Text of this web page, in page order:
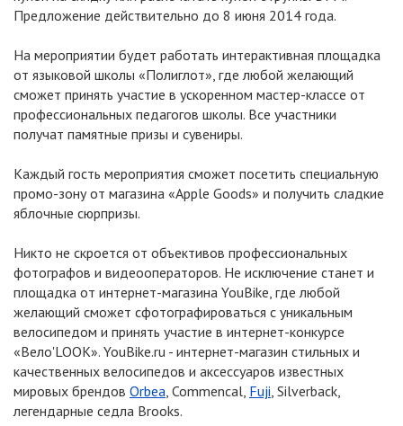
Предложение действительно до 8 июня 2014 года.
На мероприятии будет работать интерактивная площадка
от языковой школы «Полиглот», где любой желающий
сможет принять участие в ускоренном мастер-классе от
профессиональных педагогов школы. Все участники
получат памятные призы и сувениры.
Каждый гость мероприятия сможет посетить специальную
промо-зону от магазина «Apple Goods» и получить сладкие
яблочные сюрпризы.
Никто не скроется от объективов профессиональных
фотографов и видеооператоров. Не исключение станет и
площадка от интернет-магазина YouBike, где любой
желающий сможет сфотографироваться с уникальным
велосипедом и принять участие в интернет-конкурсе
«Вело'LOOK». YouBike.ru - интернет-магазин стильных и
качественных велосипедов и аксессуаров известных
мировых брендов Orbea, Commencal, Fuji, Silverback,
легендарные седла Brooks.